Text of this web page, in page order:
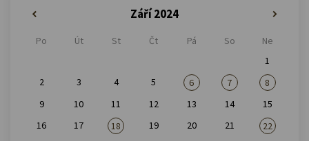
Září 2024
Po Út St Čt Pá So
Ne
1
2
3 4 5 6 7
8
9
10 11 12 13 14
15
16
17 18 19 20 21
22